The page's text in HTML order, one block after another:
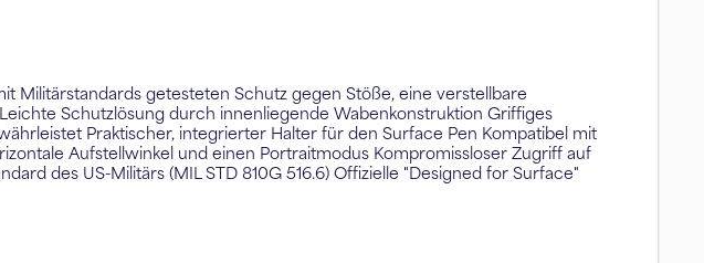
Militärstandards getesteten Schutz gegen Stöße, eine verstellbare
Schutzlösung durch innenliegende Wabenkonstruktion Griffiges
Praktischer, integrierter Halter für den Surface Pen Kompatibel mit
Aufstellwinkel und einen Portraitmodus Kompromissloser Zugriff auf
des US-Militärs (MIL STD 810G 516.6) Offizielle "Designed for Surface"